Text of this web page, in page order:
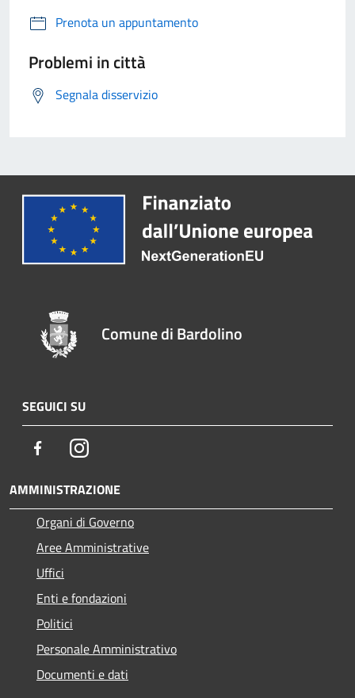
Prenota un appuntamento
Problemi in città
Segnala disservizio
Comune di Bardolino
SEGUICI SU
FacebookInstagram
AMMINISTRAZIONE
Organi di Governo
Aree Amministrative
Uffici
Enti e fondazioni
Politici
Personale Amministrativo
Documenti e dati